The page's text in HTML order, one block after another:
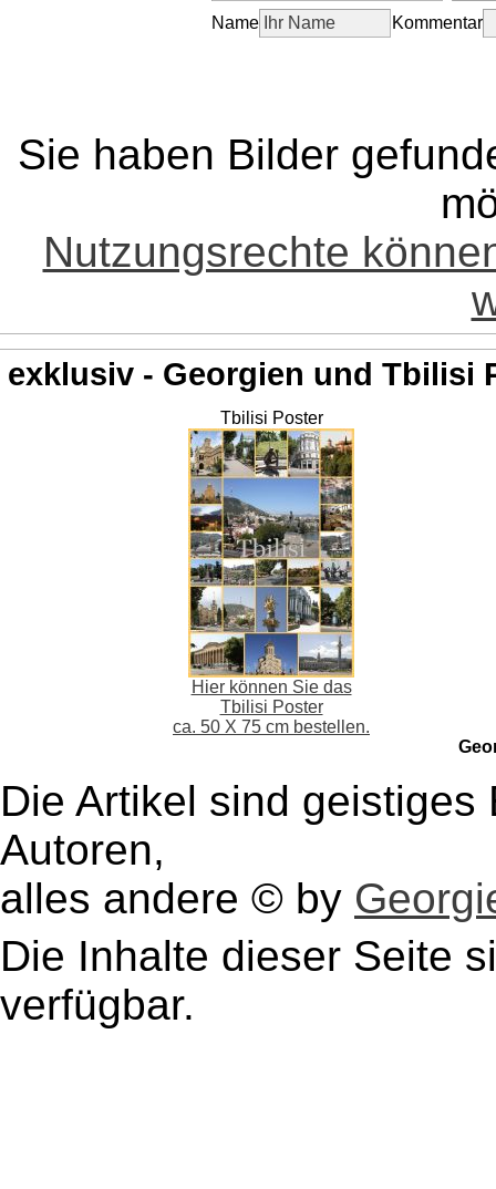
Name Kommentar
Sie haben Bilder
Nutzungsrechte
exklusiv - Georgien und Tbilisi
Tbilisi Poster
Hier können Sie das
Tbilisi Poster
ca. 50 X 75 cm bestellen.
Die Artikel sind
Autoren,
alles andere © by
Die Inhalte dieser Seite
verfügbar.